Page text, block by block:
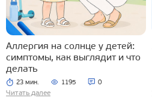
Аллергия на солнце у детей:
симптомы, как выглядит и что
делать
23 мин. 1195 0
Читать далее